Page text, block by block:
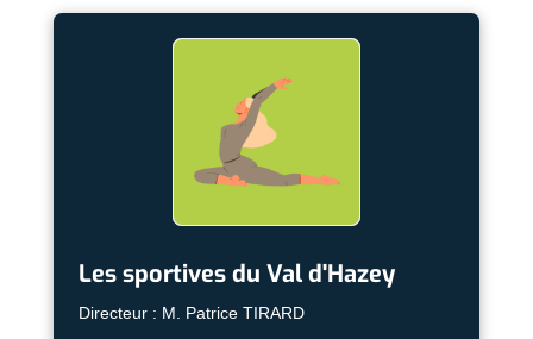
Les sportives du Val d'Hazey
Directeur : M. Patrice TIRARD